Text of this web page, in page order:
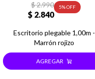
$ 2.840
$2.990 5
Escritorio plegable 1,00m -
Marrón rojizo